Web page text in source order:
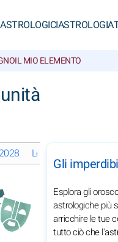
ASTROLOGIA
IL MIO ELEMENTO
Le fasi lunari a agosto
Gli
Esplora gli
astrologiche più
arricchire le tue
tutto ciò che